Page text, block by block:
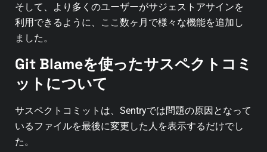
そして、より多くのユーザーがサジェストアサインを
利用できるように、ここ数ヶ月で様々な機能を追加し
ました。
Git Blameを使ったサスペクトコミ
ットについて
サスペクトコミットは、Sentryでは問題の原因となって
いるファイルを最後に変更した人を表示するだけでし
た。